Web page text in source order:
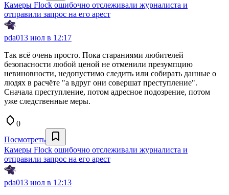
Камеры Flock ошибочно отслеживали журналиста и
отправили запрос на его арест
pda013 июл в 12:17
Так всё очень просто. Пока стараниями любителей
безопасности любой ценой не отменили презумпцию
невиновности, недопустимо следить или собирать данные о
людях в расчёте "а вдруг они совершат преступление".
Сначала преступление, потом адресное подозрение, потом
уже следственные меры.
0
Посмотреть
Камеры Flock ошибочно отслеживали журналиста и
отправили запрос на его арест
pda013 июл в 12:13